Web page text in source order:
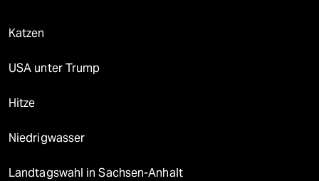
Katzen
USA unter Trump
Hitze
Niedrigwasser
Landtagswahl in Sachsen-Anhalt